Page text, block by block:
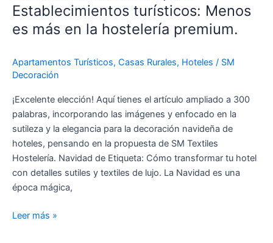
Establecimientos turísticos: Menos
es más en la hostelería premium.
Apartamentos Turísticos, Casas Rurales, Hoteles / SM
Decoración
¡Excelente elección! Aquí tienes el artículo ampliado a 300
palabras, incorporando las imágenes y enfocado en la
sutileza y la elegancia para la decoración navideña de
hoteles, pensando en la propuesta de SM Textiles
Hostelería. Navidad de Etiqueta: Cómo transformar tu hotel
con detalles sutiles y textiles de lujo. La Navidad es una
época mágica,
Leer más »